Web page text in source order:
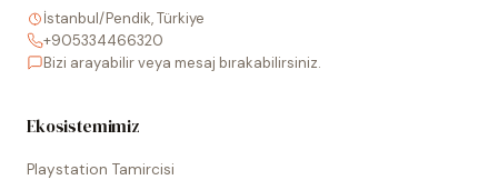
İstanbul/Pendik, Türkiye
+905334466320
Bizi arayabilir veya mesaj bırakabilirsiniz.
Ekosistemimiz
Playstation Tamircisi